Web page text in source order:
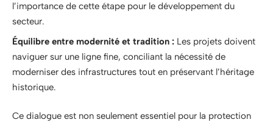
l’importance de cette étape pour le développement du
secteur.
Équilibre entre modernité et tradition : Les projets doivent
naviguer sur une ligne fine, conciliant la nécessité de
moderniser des infrastructures tout en préservant l’héritage
historique.
Ce dialogue est non seulement essentiel pour la protection